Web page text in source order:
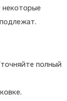
полный